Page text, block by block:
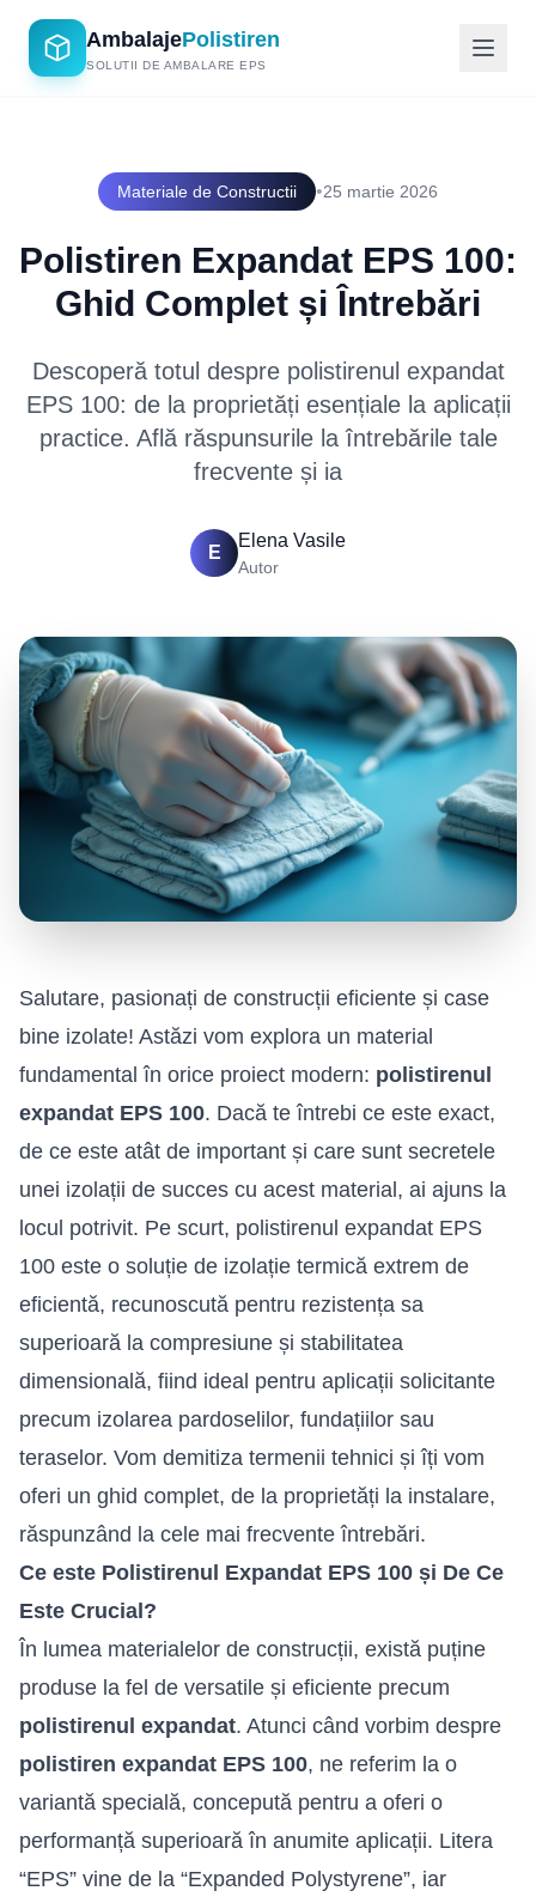
AmbalajePolistiren
SOLUTII DE AMBALARE EPS
Materiale de Constructii •25 martie 2026
Polistiren Expandat EPS 100:
Ghid Complet și Întrebări
Descoperă totul despre polistirenul expandat
EPS 100: de la proprietăți esențiale la aplicații
practice. Află răspunsurile la întrebările tale
frecvente și ia
E
Elena Vasile
Autor
Salutare, pasionați de construcții eficiente și case
bine izolate! Astăzi vom explora un material
fundamental în orice proiect modern: polistirenul
expandat EPS 100. Dacă te întrebi ce este exact,
de ce este atât de important și care sunt secretele
unei izolații de succes cu acest material, ai ajuns la
locul potrivit. Pe scurt, polistirenul expandat EPS
100 este o soluție de izolație termică extrem de
eficientă, recunoscută pentru rezistența sa
superioară la compresiune și stabilitatea
dimensională, fiind ideal pentru aplicații solicitante
precum izolarea pardoselilor, fundațiilor sau
teraselor. Vom demitiza termenii tehnici și îți vom
oferi un ghid complet, de la proprietăți la instalare,
răspunzând la cele mai frecvente întrebări.
Ce este Polistirenul Expandat EPS 100 și De Ce
Este Crucial?
În lumea materialelor de construcții, există puține
produse la fel de versatile și eficiente precum
polistirenul expandat. Atunci când vorbim despre
polistiren expandat EPS 100, ne referim la o
variantă specială, concepută pentru a oferi o
performanță superioară în anumite aplicații. Litera
“EPS” vine de la “Expanded Polystyrene”, iar